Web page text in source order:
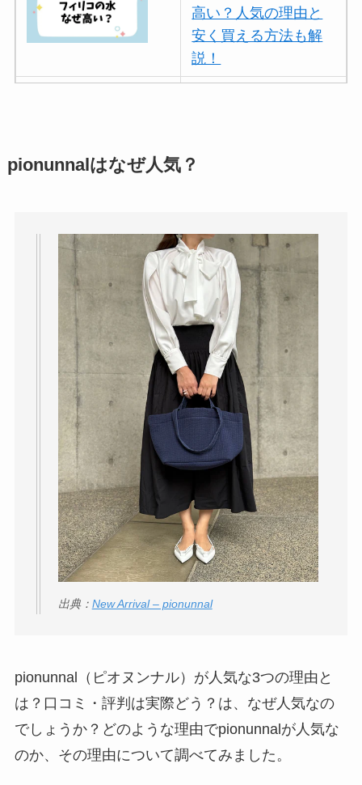
高い？人気の理由と
安く買える方法も解
説！
を紹介！
気？安く買う方法も
解説！
THE STEM CELL フ
ェイスマスクが安い
理由は？3つの理由と
口コミ・評判を紹
介！
想夫恋はなぜ高い？
人気の理由と安く買
える方法も解説！
アレクサンドルドゥ
パリはなぜ高い？な
ぜ人気？安く買える
方法も解説！
法も解説！
たまごっちみーつは
なぜ高い？なぜ人
pionunnalはなぜ人気？
出典： New Arrival – pionunnal
pionunnal（ピオヌンナル）が人気な3つの理由と
は？口コミ・評判は実際どう？は、なぜ人気なの
でしょうか？どのような理由でpionunnalが人気な
のか、その理由について調べてみました。